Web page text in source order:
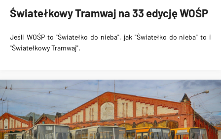
Światełkowy Tramwaj na 33 edycję WOŚP
Jeśli WOŚP to "Światełko do nieba", jak "Światełko do nieba" to i
"Światełkowy Tramwaj".